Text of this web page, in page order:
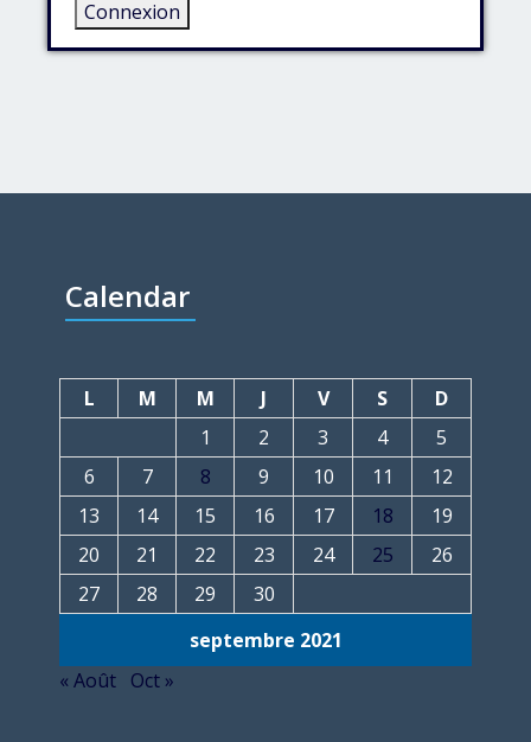
Connexion
Calendar
septembre 2021
L M M J V S
D
1
2 3 4
5
6
7 8 9 10 11
12
13
14 15 16 17 18
19
20
21 22 23 24 25
26
27
28 29 30
« Août Oct »